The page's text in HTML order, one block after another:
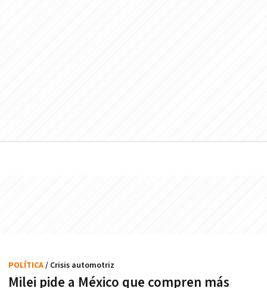
Milei pide a México que compren más
POLÍTICA/ Crisis automotriz